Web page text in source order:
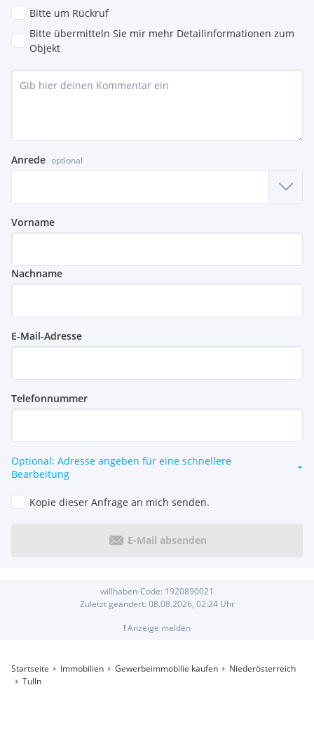
Bitte um Rückruf
Bitte übermitteln Sie mir mehr Detailinformationen zum
Objekt
Anrede optional
Vorname
Nachname
E-Mail-Adresse
Telefonnummer
Optional: Adresse angeben für eine schnellere
Bearbeitung
Kopie dieser Anfrage an mich senden.
E-Mail absenden
willhaben-Code: 1920890021
Zuletzt geändert: 08.08.2026, 02:24Uhr
!Anzeige melden
Startseite Immobilien Gewerbeimmobilie kaufen
Niederösterreich
Tulln